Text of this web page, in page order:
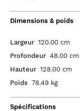
Dimensions & poids
Largeur 120.00 cm
Profondeur 48.00 cm
Hauteur 128.00 cm
Poids 78.49 kg
Spécifications